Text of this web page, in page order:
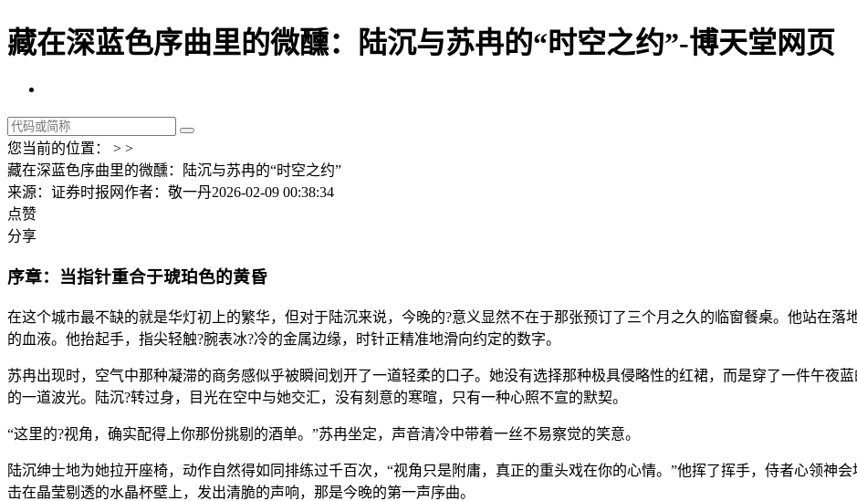
藏在深蓝色序曲里的微醺：陆沉与苏冉的“时空之约”-博天堂网页
您当前的位置： > >
藏在深蓝色序曲里的微醺：陆沉与苏冉的“时空之约”
来源：证券时报网作者：敬一丹2026-02-09 00:38:34
点赞
分享
序章：当指针重合于琥珀色的黄昏
在这个城市最不缺的就是华灯初上的繁华，但对于陆沉来说，今晚的?意义显然不在于那张预订了三个月之久的临窗餐桌。他站在
的血液。他抬起手，指尖轻触?腕表冰?冷的金属边缘，时针正精准地滑向约定的数字。
苏冉出现时，空气中那种凝滞的商务感似乎被瞬间划开了一道轻柔的口子。她没有选择那种极具侵略性的红裙，而是穿了一件午夜
的一道波光。陆沉?转过身，目光在空中与她交汇，没有刻意的寒暄，只有一种心照不宣的默契。
“这里的?视角，确实配得上你那份挑剔的酒单。”苏冉坐定，声音清冷中带着一丝不易察觉的笑意。
陆沉绅士地为她拉开座椅，动作自然得如同排练过千百次，“视角只是附庸，真正的重头戏在你的心情。”他挥了挥手，侍者心领神
击在晶莹剔透的水晶杯壁上，发出清脆的声响，那是今晚的第一声序曲。